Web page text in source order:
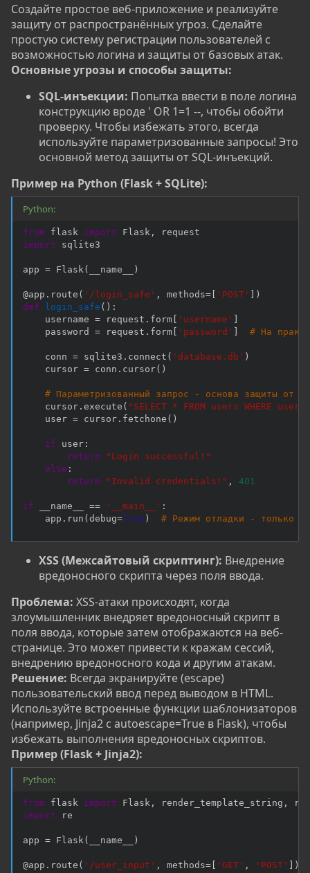
Создайте простое веб-приложение и реализуйте
защиту от распространённых угроз. Сделайте
простую систему регистрации пользователей с
возможностью логина и защиты от базовых атак.
Основные угрозы и способы защиты:
SQL-инъекции: Попытка ввести в поле логина
конструкцию вроде ' OR 1=1 --, чтобы обойти
проверку. Чтобы избежать этого, всегда
используйте параметризованные запросы! Это
основной метод защиты от SQL-инъекций.
Пример на Python (Flask + SQLite):
Python:
from flask import Flask ,
import sqlite3
app = Flask ( __name__ )
@app . route ( '/login_safe' , methods= 'POST'
)
def
login_safe ( ) :
    username
= request . form 'username'
    password
= request . form 'password' # На
    conn
= sqlite3 . connect ( 'database.db' )
    cursor
= conn . cursor( )
# Параметризованный запрос - основа защиты от
    cursor
. execute ( "SELECT * FROM users WHERE
    user
= cursor . fetchone ( )
if user :
return
"Login successful!"
else :
return
"Invalid credentials!" , 401
if __name__ == '__main__' :
    app
. run ( debug=True ) # Режим отладки - только
XSS (Межсайтовый скриптинг): Внедрение
вредоносного скрипта через поля ввода.
Проблема: XSS-атаки происходят, когда
злоумышленник внедряет вредоносный скрипт в
поля ввода, которые затем отображаются на веб-
странице. Это может привести к кражам сессий,
внедрению вредоносного кода и другим атакам.
Решение: Всегда экранируйте (escape)
пользовательский ввод перед выводом в HTML.
Используйте встроенные функции шаблонизаторов
(например, Jinja2 с autoescape=True в Flask), чтобы
избежать выполнения вредоносных скриптов.
Пример (Flask + Jinja2):
Python:
from flask import Flask , render_template_string ,
import re
app = Flask ( __name__ )
@app . route ( '/user_input' , methods= 'GET' , 'POST'
)